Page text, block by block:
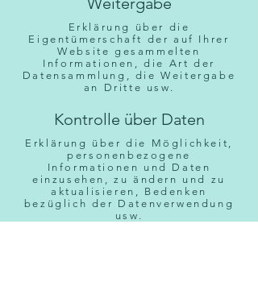
Erklärung über die
Eigentümerschaft der auf Ihrer
Website gesammelten
Informationen, die Art der
Datensammlung, die Weitergabe
an Dritte usw.
Kontrolle über Daten
Erklärung über die Möglichkeit,
personenbezogene
Informationen und Daten
einzusehen, zu ändern und zu
aktualisieren, Bedenken
bezüglich der Datenverwendung
usw.